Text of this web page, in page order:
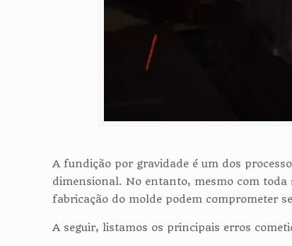
A fundição por gravidade é um dos
dimensional. No entanto, mesmo com toda
fabricação do molde podem comprometer
A seguir, listamos os principais erros